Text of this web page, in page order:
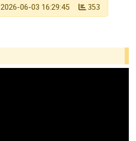
2026-06-03 16:29:45 353